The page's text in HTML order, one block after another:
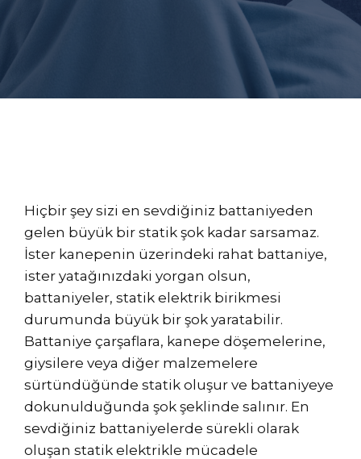
Hiçbir şey sizi en sevdiğiniz battaniyeden
gelen büyük bir statik şok kadar sarsamaz.
İster kanepenin üzerindeki rahat battaniye,
ister yatağınızdaki yorgan olsun,
battaniyeler, statik elektrik birikmesi
durumunda büyük bir şok yaratabilir.
Battaniye çarşaflara, kanepe döşemelerine,
giysilere veya diğer malzemelere
sürtündüğünde statik oluşur ve battaniyeye
dokunulduğunda şok şeklinde salınır. En
sevdiğiniz battaniyelerde sürekli olarak
oluşan statik elektrikle mücadele